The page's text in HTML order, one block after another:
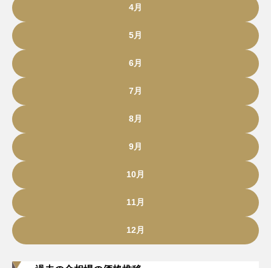
4月
5月
6月
7月
8月
9月
10月
11月
12月